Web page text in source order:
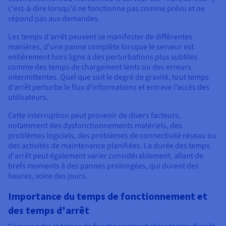
c'est-à-dire lorsqu'il ne fonctionne pas comme prévu et ne
répond pas aux demandes.
Les temps d'arrêt peuvent se manifester de différentes
manières, d'une panne complète lorsque le serveur est
entièrement hors ligne à des perturbations plus subtiles
comme des temps de chargement lents ou des erreurs
intermittentes. Quel que soit le degré de gravité, tout temps
d’arrêt perturbe le flux d’informations et entrave l’accès des
utilisateurs.
Cette interruption peut provenir de divers facteurs,
notamment des dysfonctionnements matériels, des
problèmes logiciels, des problèmes de connectivité réseau ou
des activités de maintenance planifiées. La durée des temps
d'arrêt peut également varier considérablement, allant de
brefs moments à des pannes prolongées, qui durent des
heures, voire des jours.
Importance du temps de fonctionnement et
des temps d'arrêt